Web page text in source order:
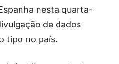
nesta quarta-
de dados
tipo no país.